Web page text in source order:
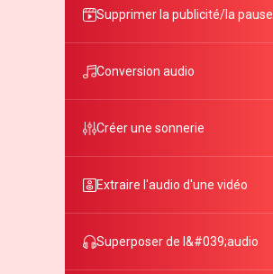
Supprimer la publicité/la pause
Conversion audio
Créer une sonnerie
Extraire l'audio d'une vidéo
Superposer de l&#039;audio